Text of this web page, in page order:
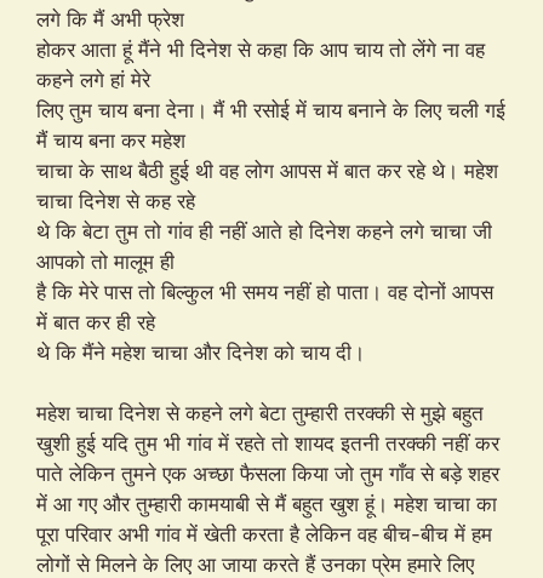
लगे कि मैं अभी फ्रेश
होकर आता हूं मैंने भी दिनेश से कहा कि आप चाय तो लेंगे ना वह
कहने लगे हां मेरे
लिए तुम चाय बना देना। मैं भी रसोई में चाय बनाने के लिए चली गई
मैं चाय बना कर महेश
चाचा के साथ बैठी हुई थी वह लोग आपस में बात कर रहे थे। महेश
चाचा दिनेश से कह रहे
थे कि बेटा तुम तो गांव ही नहीं आते हो दिनेश कहने लगे चाचा जी
आपको तो मालूम ही
है कि मेरे पास तो बिल्कुल भी समय नहीं हो पाता। वह दोनों आपस
में बात कर ही रहे
थे कि मैंने महेश चाचा और दिनेश को चाय दी।
महेश चाचा दिनेश से कहने लगे बेटा तुम्हारी तरक्की से मुझे बहुत
खुशी हुई यदि तुम भी गांव में रहते तो शायद इतनी तरक्की नहीं कर
पाते लेकिन तुमने एक अच्छा फैसला किया जो तुम गाँव से बड़े शहर
में आ गए और तुम्हारी कामयाबी से मैं बहुत खुश हूं। महेश चाचा का
पूरा परिवार अभी गांव में खेती करता है लेकिन वह बीच-बीच में हम
लोगों से मिलने के लिए आ जाया करते हैं उनका प्रेम हमारे लिए